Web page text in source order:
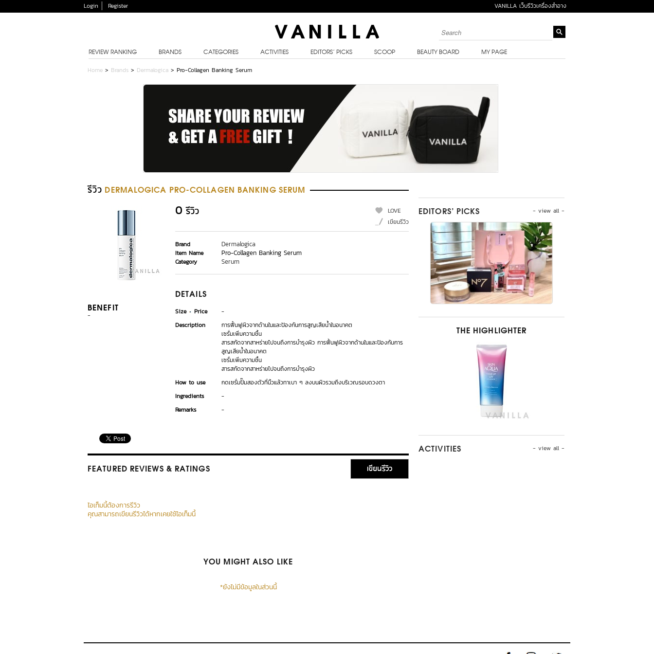
Login Register VANILLA เว็บรีวิวเครื่องสำอาง
REVIEW RANKING BRANDS CATEGORIES ACTIVITIES EDITORS’ PICKS SCOOP BEAUTY BOARD MY PAGE
Home > Brands > Dermalogica > Pro-Collagen Banking Serum
รีวิว DERMALOGICA PRO-COLLAGEN BANKING SERUM
BENEFIT
-
0 รีวิว
LOVE
เขียนรีวิว
Brand Dermalogica
Item Name Pro-Collagen Banking Serum
Category Serum
DETAILS
Size Price
-
Description
การฟื้นฟูผิวจากด้านในและป้องกันการสูญเสียน้ำในอนาคต
เซรั่มเพิ่มความชื้น
สารสกัดจากสาหร่ายไปจนถึงการบำรุงผิว การฟื้นฟูผิวจากด้านในและป้องกันการ
สูญเสียน้ำในอนาคต
เซรั่มเพิ่มความชื้น
สารสกัดจากสาหร่ายไปจนถึงการบำรุงผิว
How to use
กดเซรั่มปั๊มสองตัวที่นิ้วแล้วทาเบา ๆ ลงบนผิวรวมถึงบริเวณรอบดวงตา
Ingredients
-
Remarks
-
FEATURED REVIEWS & RATINGS เขียนรีวิว
ไอเท็มนี้ต้องการรีวิว
คุณสามารถเขียนรีวิวได้หากเคยใช้ไอเท็มนี้
YOU MIGHT ALSO LIKE
*ยังไม่มีข้อมูลในส่วนนี้
- view all -
EDITORS’ PICKS
THE HIGHLIGHTER
- view all -
ACTIVITIES